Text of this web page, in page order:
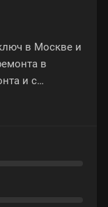
в Москве и
в
и с